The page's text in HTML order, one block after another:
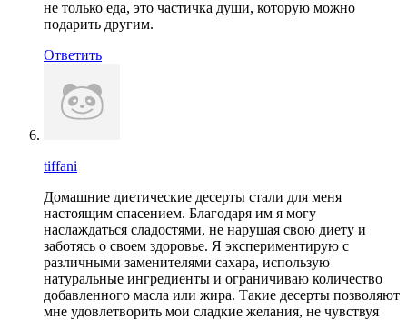
не только еда, это частичка души, которую можно
подарить другим.
Ответить
tiffani
Домашние диетические десерты стали для меня
настоящим спасением. Благодаря им я могу
наслаждаться сладостями, не нарушая свою диету и
заботясь о своем здоровье. Я экспериментирую с
различными заменителями сахара, использую
натуральные ингредиенты и ограничиваю количество
добавленного масла или жира. Такие десерты позволяют
мне удовлетворить мои сладкие желания, не чувствуя